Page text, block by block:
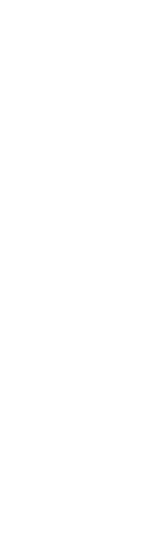
1 Low Eyes